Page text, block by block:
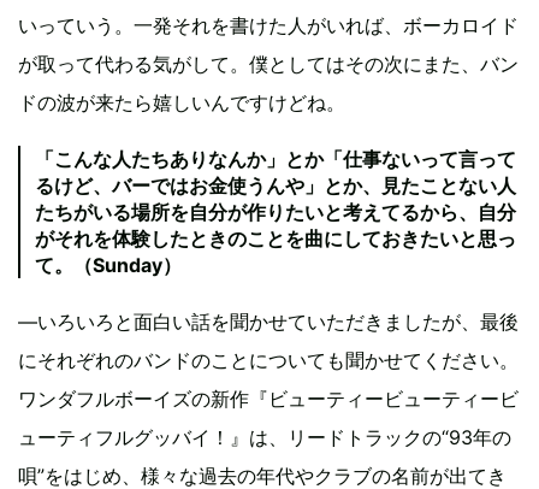
いっていう。一発それを書けた人がいれば、ボーカロイド
が取って代わる気がして。僕としてはその次にまた、バン
ドの波が来たら嬉しいんですけどね。
「こんな人たちありなんか」とか「仕事ないって言って
るけど、バーではお金使うんや」とか、見たことない人
たちがいる場所を自分が作りたいと考えてるから、自分
がそれを体験したときのことを曲にしておきたいと思っ
て。（Sunday）
―いろいろと面白い話を聞かせていただきましたが、最後
にそれぞれのバンドのことについても聞かせてください。
ワンダフルボーイズの新作『ビューティービューティービ
ューティフルグッバイ！』は、リードトラックの“93年の
唄”をはじめ、様々な過去の年代やクラブの名前が出てき